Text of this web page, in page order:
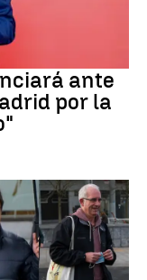
ante
por la